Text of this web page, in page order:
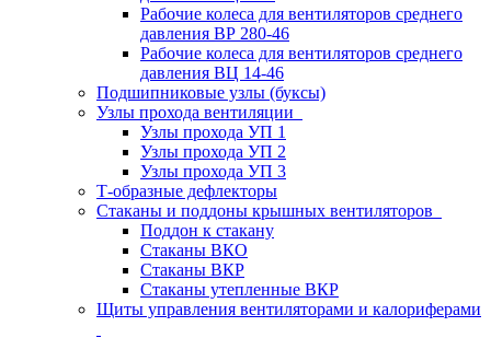
Рабочие колеса для вентиляторов среднего
давления ВР 280-46
Рабочие колеса для вентиляторов среднего
давления ВЦ 14-46
Подшипниковые узлы (буксы)
Узлы прохода вентиляции
Узлы прохода УП 1
Узлы прохода УП 2
Узлы прохода УП 3
Т-образные дефлекторы
Стаканы и поддоны крышных вентиляторов
Поддон к стакану
Стаканы ВКО
Стаканы ВКР
Стаканы утепленные ВКР
Щиты управления вентиляторами и калориферами